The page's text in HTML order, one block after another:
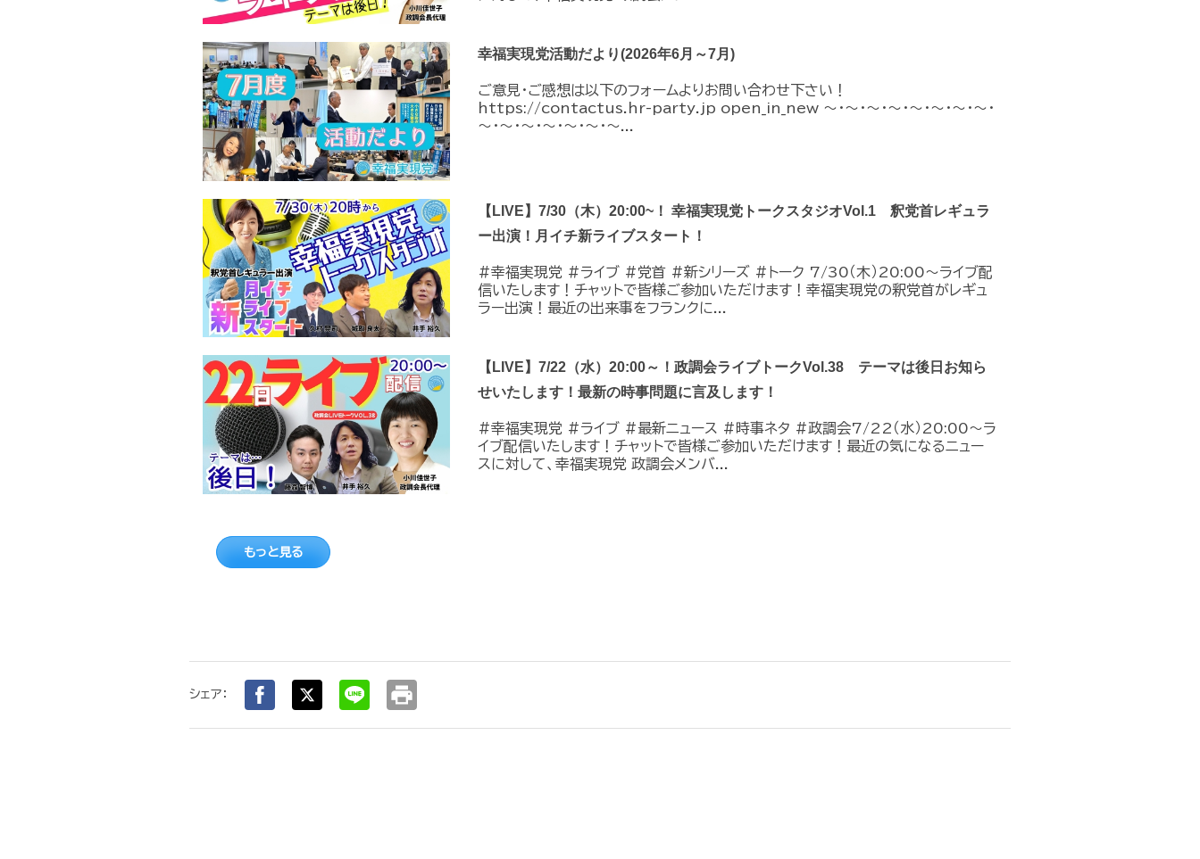
幸福実現党活動だより(2026年6月～7月)
ご意見・ご感想は以下のフォームよりお問い合わせ下さい！
https://contactus.hr-party.jp open_in_new ～・～・～・～・～・～・～・～・
～・～・～・～・～・～・～...
【LIVE】7/30（木）20:00~！ 幸福実現党トークスタジオVol.1 釈党首レギュラ
ー出演！月イチ新ライブスタート！
#幸福実現党 #ライブ #党首 #新シリーズ #トーク 7/30（木）20:00～ライブ配
信いたします！チャットで皆様ご参加いただけます！幸福実現党の釈党首がレギュ
ラー出演！最近の出来事をフランクに...
【LIVE】7/22（水）20:00～！政調会ライブトークVol.38 テーマは後日お知ら
せいたします！最新の時事問題に言及します！
#幸福実現党 #ライブ #最新ニュース #時事ネタ #政調会7/22（水）20:00～ラ
イブ配信いたします！チャットで皆様ご参加いただけます！最近の気になるニュー
スに対して、幸福実現党 政調会メンバ...
もっと見る
シェア： print